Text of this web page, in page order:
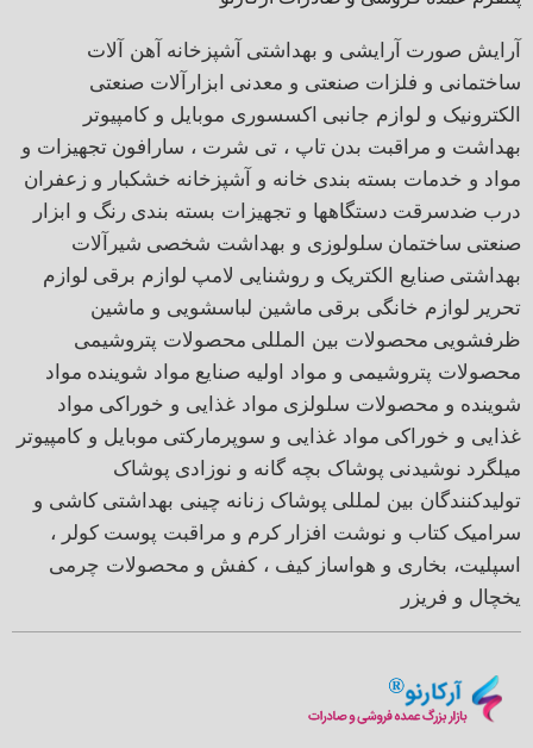
آرایش صورت آرایشی و بهداشتی آشپزخانه آهن آلات
ساختمانی و فلزات صنعتی و معدنی ابزارآلات صنعتی
الکترونیک و لوازم جانبی اکسسوری موبایل و کامپیوتر
بهداشت و مراقبت بدن تاپ ، تی شرت ، سارافون تجهیزات و
مواد و خدمات بسته بندی خانه و آشپزخانه خشکبار و زعفران
درب ضدسرقت دستگاهها و تجهیزات بسته بندی رنگ و ابزار
صنعتی ساختمان سلولوزی و بهداشت شخصی شیرآلات
بهداشتی صنایع الکتریک و روشنایی لامپ لوازم برقی لوازم
تحریر لوازم خانگی برقی ماشین لباسشویی و ماشین
ظرفشویی محصولات بین المللی محصولات پتروشیمی
محصولات پتروشیمی و مواد اولیه صنایع مواد شوینده مواد
شوینده و محصولات سلولزی مواد غذایی و خوراکی مواد
غذایی و خوراکی مواد غذایی و سوپرمارکتی موبایل و کامپیوتر
میلگرد نوشیدنی پوشاک بچه گانه و نوزادی پوشاک
تولیدکنندگان بین لمللی پوشاک زنانه چینی بهداشتی کاشی و
سرامیک کتاب و نوشت افزار کرم و مراقبت پوست کولر ،
اسپلیت، بخاری و هواساز کیف ، کفش و محصولات چرمی
یخچال و فریزر